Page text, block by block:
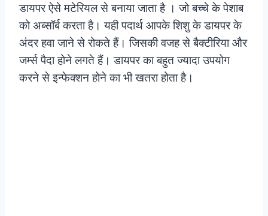
डायपर ऐसे मटेरियल से बनाया जाता है । जो बच्चे के पेशाब
को अब्सॉर्ब करता है। यही पदार्थ आपके शिशु के डायपर के
अंदर हवा जाने से रोकते हैं। जिसकी वजह से बैक्टीरिया और
जर्म्स पैदा होने लगते हैं। डायपर का बहुत ज्यादा उपयोग
करने से इन्फेक्शन होने का भी खतरा होता है।